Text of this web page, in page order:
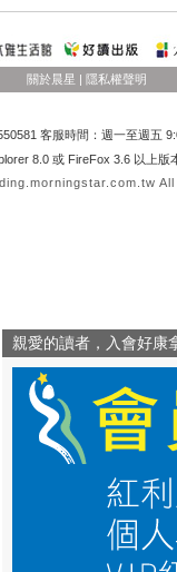
關於晨星 | 隱私權聲明
客服時間：週一至週五
8.0 或 FireFox 3.6 以上版
親愛的讀者，入會好康